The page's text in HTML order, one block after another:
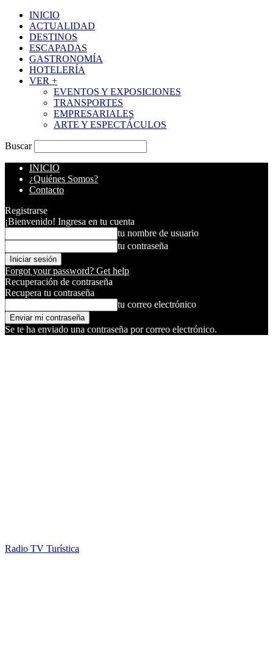
INICIO
ACTUALIDAD
DESTINOS
ESCAPADAS
GASTRONOMÍA
HOTELERÍA
VER +
EVENTOS Y EXPOSICIONES
TRANSPORTES
EMPRESARIALES
ARTE Y ESPECTÁCULOS
Buscar
INICIO
¿Quiénes Somos?
Contacto
Registrarse
¡Bienvenido! Ingresa en tu cuenta
tu nombre de usuario
tu contraseña
Forgot your password? Get help
Recuperación de contraseña
Recupera tu contraseña
tu correo electrónico
Se te ha enviado una contraseña por correo electrónico.
Radio TV Turística